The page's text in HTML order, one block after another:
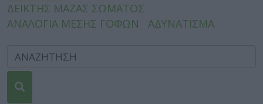
ΔΕΙΚΤΗΣ ΜΑΖΑΣ ΣΩΜΑΤΟΣ
ΑΝΑΛΟΓΙΑ ΜΕΣΗΣ ΓΟΦΩΝ
ΑΔΥΝΑΤΙΣΜΑ